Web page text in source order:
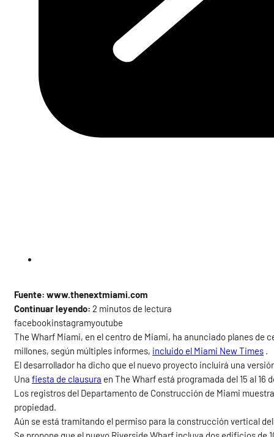
Fuente: www.thenextmiami.com
Continuar leyendo: 2 minutos de lectura
facebookinstagramyoutube
The Wharf Miami, en el centro de Miami, ha anunciado planes de
millones, según múltiples informes, incluido el Miami New Times .
El desarrollador ha dicho que el nuevo proyecto incluirá una
Unafiesta de clausura en The Wharf está programada del 15 al 16
Los registros del Departamento de Construcción de Miami
propiedad.
Aún se está tramitando el permiso para la construcción vertical